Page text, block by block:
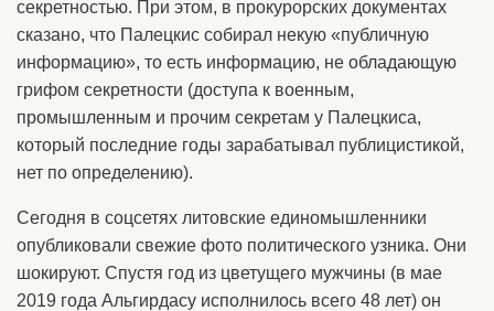
секретностью. При этом, в прокурорских документах
сказано, что Палецкис собирал некую «публичную
информацию», то есть информацию, не обладающую
грифом секретности (доступа к военным,
промышленным и прочим секретам у Палецкиса,
который последние годы зарабатывал публицистикой,
нет по определению).
Сегодня в соцсетях литовские единомышленники
опубликовали свежие фото политического узника. Они
шокируют. Спустя год из цветущего мужчины (в мае
2019 года Альгирдасу исполнилось всего 48 лет) он